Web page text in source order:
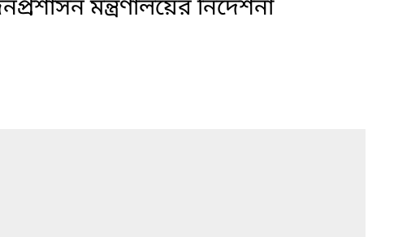
মন্ত্রণালয়ের নির্দেশনা